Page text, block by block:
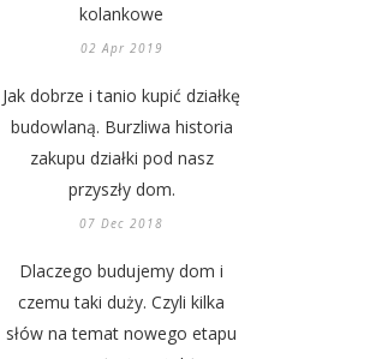
kolankowe
02 Apr 2019
Jak dobrze i tanio kupić działkę
budowlaną. Burzliwa historia
zakupu działki pod nasz
przyszły dom.
07 Dec 2018
Dlaczego budujemy dom i
czemu taki duży. Czyli kilka
słów na temat nowego etapu